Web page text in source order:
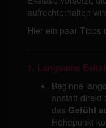
aufrechterhalten
Hier ein paar Tipps
1. Langsame
Beginne
anstatt direkt
das Gefühl
Höhepunkt